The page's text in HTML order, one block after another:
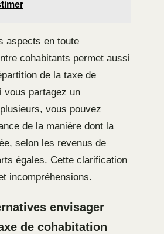
aspects en toute
cohabitants permet aussi
de la taxe de
vous partagez un
vous pouvez
de la manière dont la
selon les revenus de
égales. Cette clarification
incompréhensions.
envisager
de cohabitation